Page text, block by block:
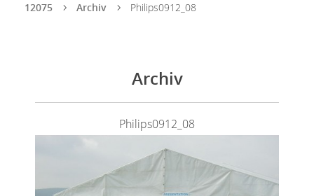
12075
Archiv Philips0912_08
Archiv
Philips0912_08